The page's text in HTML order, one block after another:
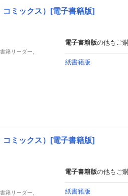
ミックス）[電子書籍版]
籍リーダー,
電子書籍版の他もご
紙書籍版
ミックス）[電子書籍版]
籍リーダー,
電子書籍版の他もご
紙書籍版